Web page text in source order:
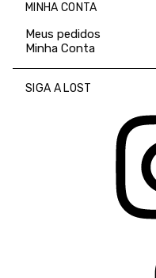
MINHA CONTA
Meus pedidos
Minha Conta
SIGA A LOST